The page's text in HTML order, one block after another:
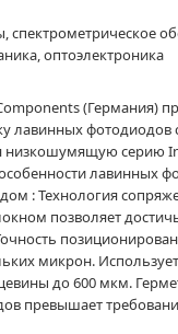
спектрометрическое
оптоэлектроника
(Германия)
лавинных фотодиодов
низкошумящую серию
лавинных
: Технология
позволяет
микрон.
до 600 мкм.
превышает